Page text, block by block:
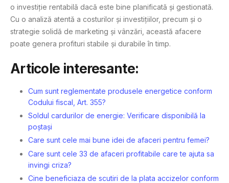
o investiție rentabilă dacă este bine planificată și gestionată.
Cu o analiză atentă a costurilor și investițiilor, precum și o
strategie solidă de marketing și vânzări, această afacere
poate genera profituri stabile și durabile în timp.
Articole interesante:
Cum sunt reglementate produsele energetice conform
Codului fiscal, Art. 355?
Soldul cardurilor de energie: Verificare disponibilă la
poștași
Care sunt cele mai bune idei de afaceri pentru femei?
Care sunt cele 33 de afaceri profitabile care te ajuta sa
invingi criza?
Cine beneficiaza de scutiri de la plata accizelor conform